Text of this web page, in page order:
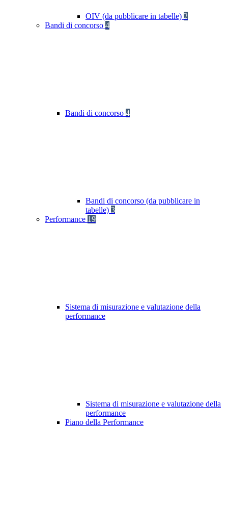
OIV (da pubblicare in tabelle) 2
Bandi di concorso 4
Bandi di concorso 4
Bandi di concorso (da pubblicare in
tabelle) 3
Performance 19
Sistema di misurazione e valutazione della
performance
Sistema di misurazione e valutazione della
performance
Piano della Performance